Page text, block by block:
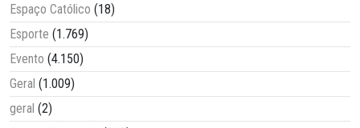
Espaço Católico (18)
Esporte (1.769)
Evento (4.150)
Geral (1.009)
geral (2)